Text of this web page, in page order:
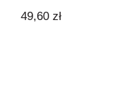
49,60 zł